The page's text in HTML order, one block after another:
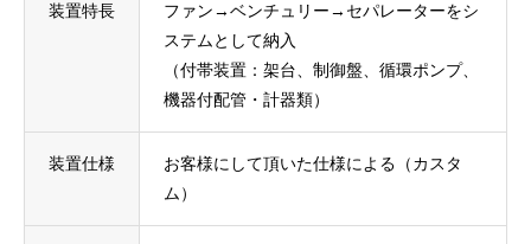
装置特長
ファン→ベンチュリー→セパレーターをシ
ステムとして納入
（付帯装置：架台、制御盤、循環ポンプ、
機器付配管・計器類）
装置仕様
お客様にして頂いた仕様による（カスタ
ム）